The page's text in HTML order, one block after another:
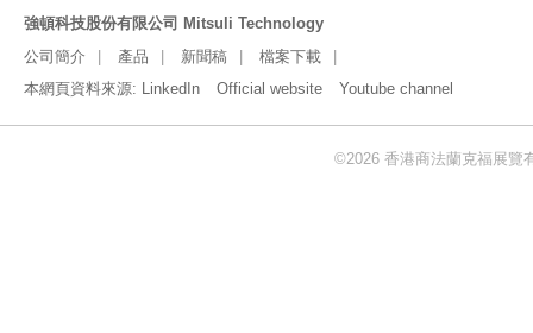
強頓科技股份有限公司 Mitsuli Technology
公司簡介
產品 新聞稿
檔案下載
本網頁資料來源: LinkedIn Official website Youtube channel
©2026 香港商法蘭克福展覽